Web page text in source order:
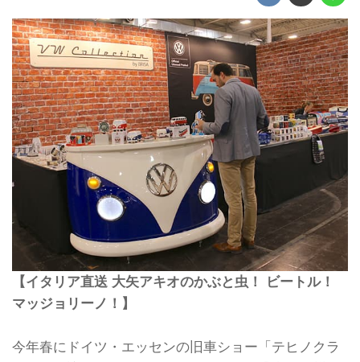
【イタリア直送 大矢アキオのかぶと虫！ ビートル！
マッジョリーノ！】
今年春にドイツ・エッセンの旧車ショー「テヒノクラ